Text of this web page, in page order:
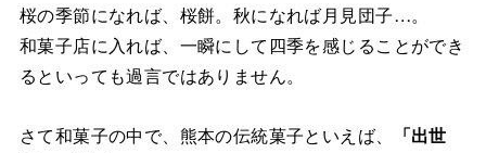
桜の季節になれば、桜餅。秋になれば月見団子…。
和菓子店に入れば、一瞬にして四季を感じることができ
るといっても過言ではありません。
さて和菓子の中で、熊本の伝統菓子といえば、
「出世